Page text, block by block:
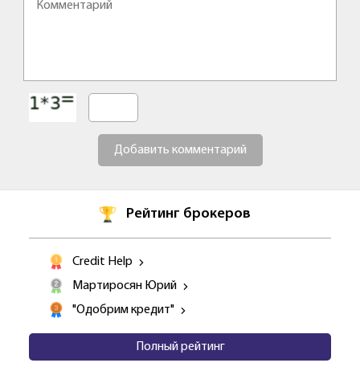
Добавить комментарий
Рейтинг брокеров
Credit Help
Мартиросян Юрий
"Одобрим кредит"
Полный рейтинг